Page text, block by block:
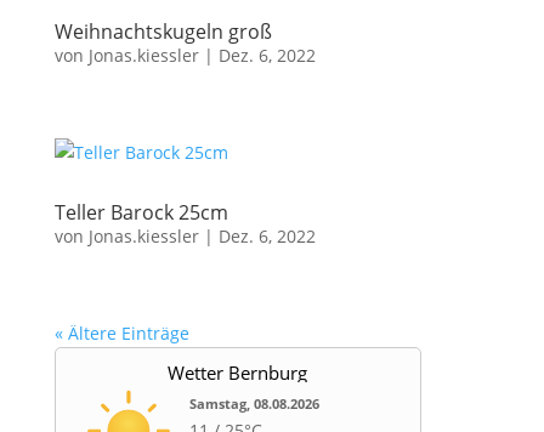
Weihnachtskugeln groß
von Jonas.kiessler| Dez. 6, 2022
Teller Barock 25cm
von Jonas.kiessler| Dez. 6, 2022
« Ältere Einträge
Wetter Bernburg
Samstag, 08.08.2026